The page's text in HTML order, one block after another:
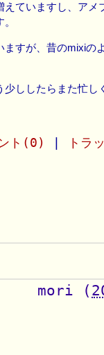
えていますし、アメ
ますが、昔のmixiの
少ししたらまた忙し
ト(0) トラ
mori (